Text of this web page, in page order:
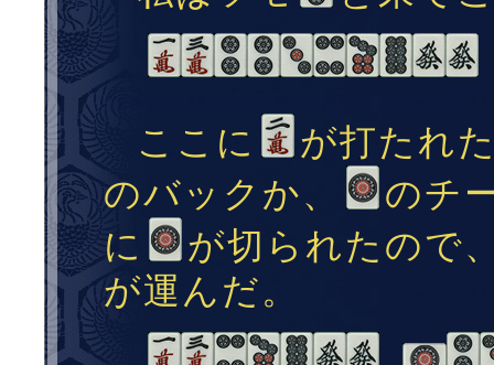
ここに
が打たれ
のバックか、
のチ
に
が切られたので
が運んだ。